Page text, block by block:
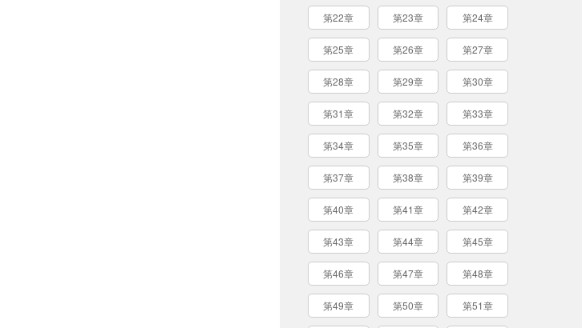
第22章 第23章 第24章
第25章 第26章 第27章
第28章 第29章 第30章
第31章 第32章 第33章
第34章 第35章 第36章
第37章 第38章 第39章
第40章 第41章 第42章
第43章 第44章 第45章
第46章 第47章 第48章
第49章 第50章 第51章